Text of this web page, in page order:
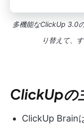
多機能なClickUp 3.0
り替えて、
ClickUpの
ClickUp Brain